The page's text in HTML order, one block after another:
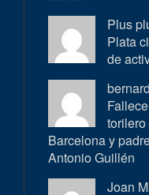
Plus
Plata
de
Barcelona y
Antonio Guillén
Joan